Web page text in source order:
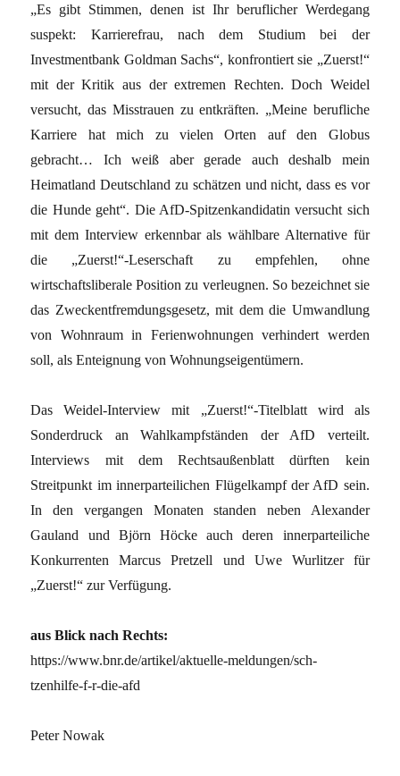
„Es gibt Stimmen, denen ist Ihr beruflicher Werdegang
suspekt: Karrierefrau, nach dem Studium bei der
Investmentbank Goldman Sachs“, konfrontiert sie „Zuerst!“
mit der Kritik aus der extremen Rechten. Doch Weidel
versucht, das Misstrauen zu entkräften. „Meine berufliche
Karriere hat mich zu vielen Orten auf den Globus
gebracht… Ich weiß aber gerade auch deshalb mein
Heimatland Deutschland zu schätzen und nicht, dass es vor
die Hunde geht“. Die AfD-Spitzenkandidatin versucht sich
mit dem Interview erkennbar als wählbare Alternative für
die „Zuerst!“-Leserschaft zu empfehlen, ohne
wirtschaftsliberale Position zu verleugnen. So bezeichnet sie
das Zweckentfremdungsgesetz, mit dem die Umwandlung
von Wohnraum in Ferienwohnungen verhindert werden
soll, als Enteignung von Wohnungseigentümern.
Das Weidel-Interview mit „Zuerst!“-Titelblatt wird als
Sonderdruck an Wahlkampfständen der AfD verteilt.
Interviews mit dem Rechtsaußenblatt dürften kein
Streitpunkt im innerparteilichen Flügelkampf der AfD sein.
In den vergangen Monaten standen neben Alexander
Gauland und Björn Höcke auch deren innerparteiliche
Konkurrenten Marcus Pretzell und Uwe Wurlitzer für
„Zuerst!“ zur Verfügung.
aus Blick nach Rechts:
https://www.bnr.de/artikel/aktuelle-meldungen/sch-
tzenhilfe-f-r-die-afd
Peter Nowak